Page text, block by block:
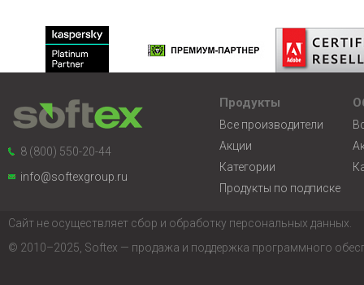
8 (800) 550-20-44
info@softexgroup.ru
Продукты
Все производители
Акции
Категории
Продукты по подписке
Сайт не осуществляет сбор и обработку персональных данных.
© 2010–2025, Softex — продажа и поддержка программного